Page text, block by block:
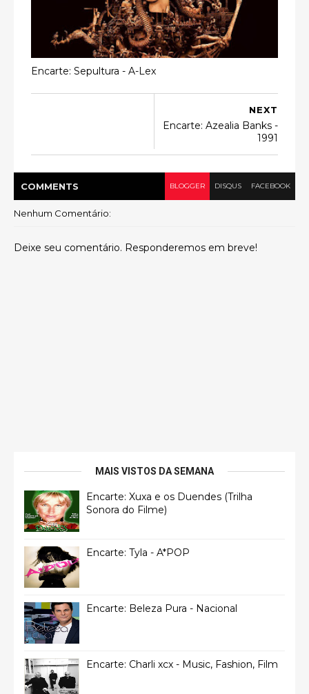
Encarte: Sepultura - A-Lex
NEXT
Encarte: Azealia Banks -
1991
COMMENTS BLOGGER DISQUS FACEBOOK
Nenhum Comentário:
Deixe seu comentário. Responderemos em breve!
MAIS VISTOS DA SEMANA
Encarte: Xuxa e os Duendes (Trilha
Sonora do Filme)
Encarte: Tyla - A*POP
Encarte: Beleza Pura - Nacional
Encarte: Charli xcx - Music, Fashion, Film